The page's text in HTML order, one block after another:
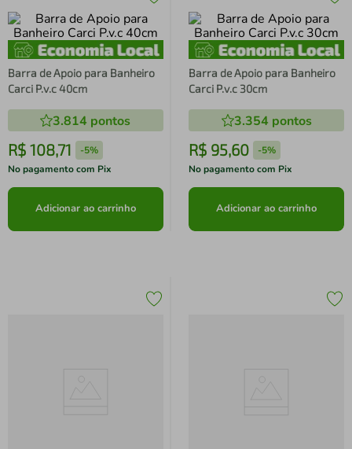
Barra de Apoio para Banheiro
Carci P.v.c 40cm
3.814 pontos
R$ 108,71 -5%
No pagamento com Pix
Adicionar ao carrinho
Barra de Apoio para Banheiro
Carci P.v.c 30cm
3.354 pontos
R$ 95,60 -5%
No pagamento com Pix
Adicionar ao carrinho